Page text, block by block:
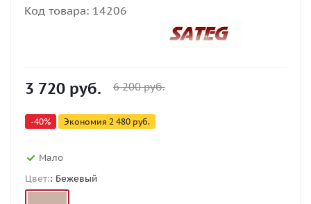
Код товара: 14206
3 720 руб. 6 200руб.
-40% Экономия 2 480 руб.
Мало
Цвет:: Бежевый